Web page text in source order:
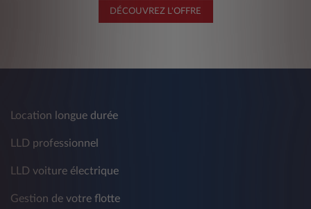
DÉCOUVREZ L'OFFRE
Location longue durée
LLD professionnel
LLD voiture électrique
Gestion de votre flotte